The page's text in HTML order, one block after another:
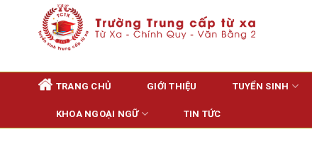
TRANG CHỦ GIỚI THIỆU TUYỂN SINH
KHOA NGOẠI NGỮ TIN TỨC